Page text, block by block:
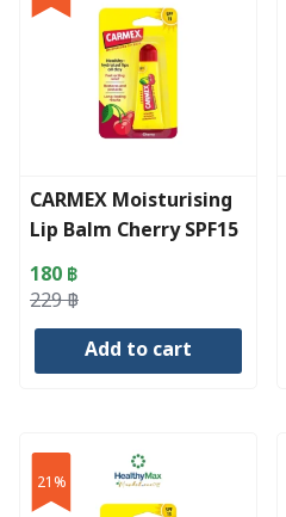
CARMEX Moisturising
Lip Balm Cherry SPF15
Squeeze Tube (10 g)
229฿
Original
price
180 ฿
Current
price
Add to cart
21%